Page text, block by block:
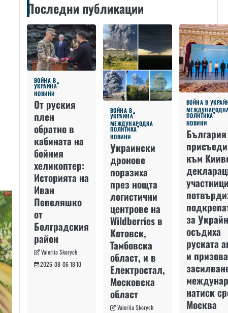
Последни публикации
ВОЙНА В
УКРАЙНА
НОВИНИ
От руския
плен
обратно в
кабината на
бойния
хеликоптер:
Историята на
Иван
Пепеляшко
от
Болградския
район
Valeriia Skorych
2026-08-06 18:10
ВОЙНА В
УКРАЙНА
МЕЖДУНАРОДНА
ПОЛИТИКА
НОВИНИ
Украински
дронове
поразиха
през нощта
логистични
центрове на
Wildberries в
Котовск,
Тамбовска
област, и в
Електростал,
Московска
област
Valeriia Skorych
ВОЙНА В
ПОЛИТИКА
НОВИНИ
към
за
осъдиха
руската
и
натиск
Москва